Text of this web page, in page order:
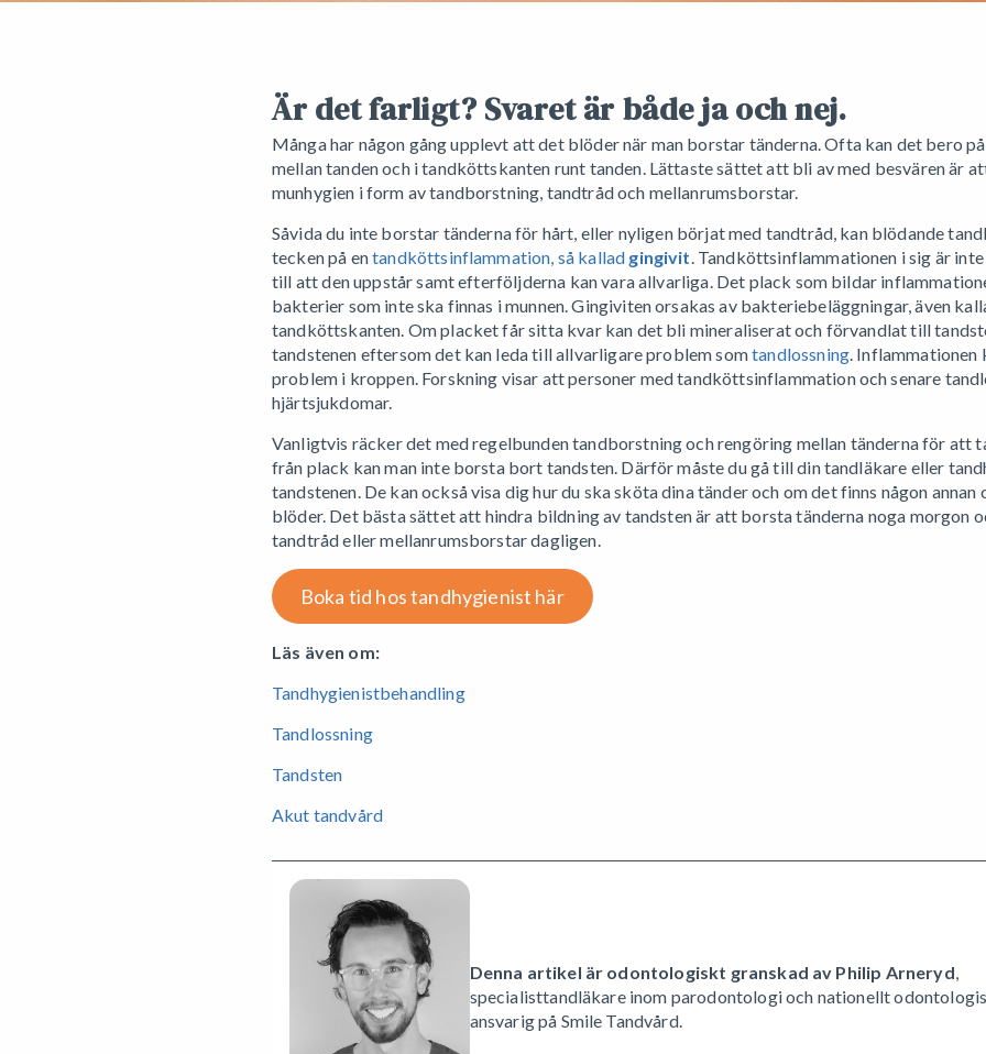
Är det farligt? Svaret är både ja och nej.
Många har någon gång upplevt att det blöder när man borstar tänderna. Ofta kan det bero
mellan tanden och i tandköttskanten runt tanden. Lättaste sättet att bli av med besvären är
munhygien i form av tandborstning, tandtråd och mellanrumsborstar.
Såvida du inte borstar tänderna för hårt, eller nyligen börjat med tandtråd, kan blödande
tecken på entandköttsinflammation, så kallad gingivit. Tandköttsinflammationen i sig är
till att den uppstår samt efterföljderna kan vara allvarliga. Det plack som bildar
bakterier som inte ska finnas i munnen. Gingiviten orsakas av bakteriebeläggningar, även
tandköttskanten. Om placket får sitta kvar kan det bli mineraliserat och förvandlat till
tandstenen eftersom det kan leda till allvarligare problem somtandlossning. Inflammationen
problem i kroppen. Forskning visar att personer med tandköttsinflammation och senare
hjärtsjukdomar.
Vanligtvis räcker det med regelbunden tandborstning och rengöring mellan tänderna för att
från plack kan man inte borsta bort tandsten. Därför måste du gå till din tandläkare eller
tandstenen. De kan också visa dig hur du ska sköta dina tänder och om det finns någon
blöder. Det bästa sättet att hindra bildning av tandsten är att borsta tänderna noga morgon
tandtråd eller mellanrumsborstar dagligen.
Boka tid hos tandhygienist här
Läs även om:
Tandhygienistbehandling
Tandlossning
Tandsten
Akut tandvård
Denna artikel är odontologiskt granskad av Philip Arneryd,
specialisttandläkare inom parodontologi och nationellt
ansvarig på Smile Tandvård.